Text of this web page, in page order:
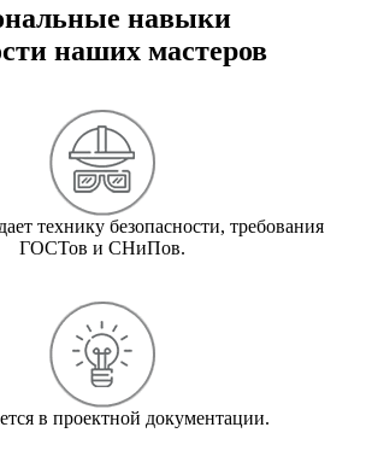
навыки
наших мастеров
технику безопасности, требования
ГОСТов и СНиПов.
в проектной документации.